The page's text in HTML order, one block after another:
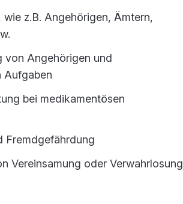
z.B. Angehörigen, Ämtern,
von Angehörigen und
Aufgaben
bei medikamentösen
Fremdgefährdung
Vereinsamung oder Verwahrlosung